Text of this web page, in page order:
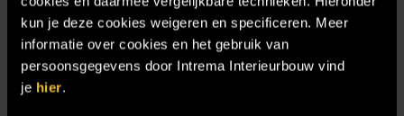
kun je deze cookies weigeren en specificeren. Meer
informatie over cookies en het gebruik van
persoonsgegevens door Intrema Interieurbouw vind
je hier.
Projecten
Referenties
Samenwerken